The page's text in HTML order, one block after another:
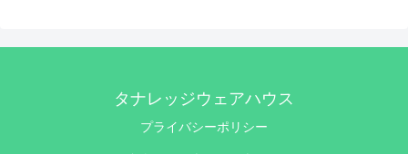
タナレッジウェアハウス
プライバシーポリシー